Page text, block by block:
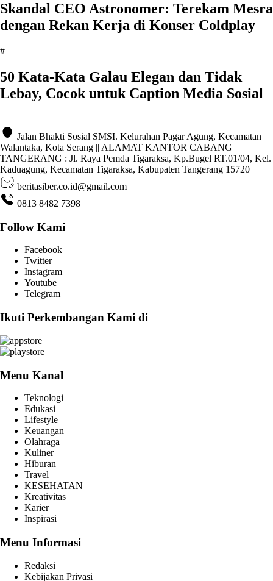
Skandal CEO Astronomer: Terekam Mesra
dengan Rekan Kerja di Konser Coldplay
#
50 Kata-Kata Galau Elegan dan Tidak
Lebay, Cocok untuk Caption Media Sosial
Jalan Bhakti Sosial SMSI. Kelurahan Pagar Agung, Kecamatan
Walantaka, Kota Serang || ALAMAT KANTOR CABANG
TANGERANG : Jl. Raya Pemda Tigaraksa, Kp.Bugel RT.01/04, Kel.
Kaduagung, Kecamatan Tigaraksa, Kabupaten Tangerang 15720
beritasiber.co.id@gmail.com
0813 8482 7398
Follow Kami
Facebook
Twitter
Instagram
Youtube
Telegram
Ikuti Perkembangan Kami di
Menu Kanal
Teknologi
Edukasi
Lifestyle
Keuangan
Olahraga
Kuliner
Hiburan
Travel
KESEHATAN
Kreativitas
Karier
Inspirasi
Menu Informasi
Redaksi
Kebijakan Privasi